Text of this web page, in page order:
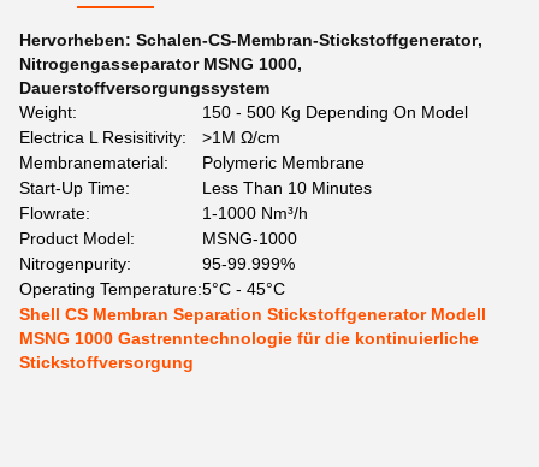
Hervorheben: Schalen-CS-Membran-Stickstoffgenerator,
Nitrogengasseparator MSNG 1000,
Dauerstoffversorgungssystem
Weight:
150 - 500 Kg Depending On Model
Electrica L Resisitivity:
>1M Ω/cm
Membranematerial:
Polymeric Membrane
Start-Up Time:
Less Than 10 Minutes
Flowrate:
1-1000 Nm³/h
Product Model:
MSNG-1000
Nitrogenpurity:
95-99.999%
Operating Temperature:5°C - 45°C
Shell CS Membran Separation Stickstoffgenerator Modell
MSNG 1000 Gastrenntechnologie für die kontinuierliche
Stickstoffversorgung